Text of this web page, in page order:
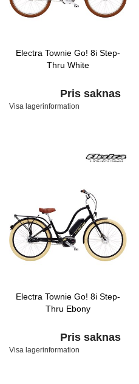
Electra Townie Go! 8i Step-
Thru White
Pris saknas
Visa lagerinformation
Electra Townie Go! 8i Step-
Thru Ebony
Pris saknas
Visa lagerinformation